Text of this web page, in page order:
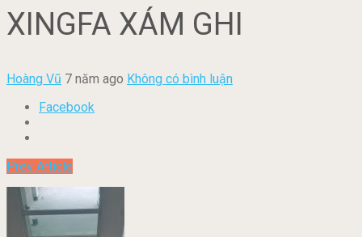
XINGFA XÁM GHI
Hoàng Vũ 7 năm ago Không có bình luận
Facebook
Prev Article